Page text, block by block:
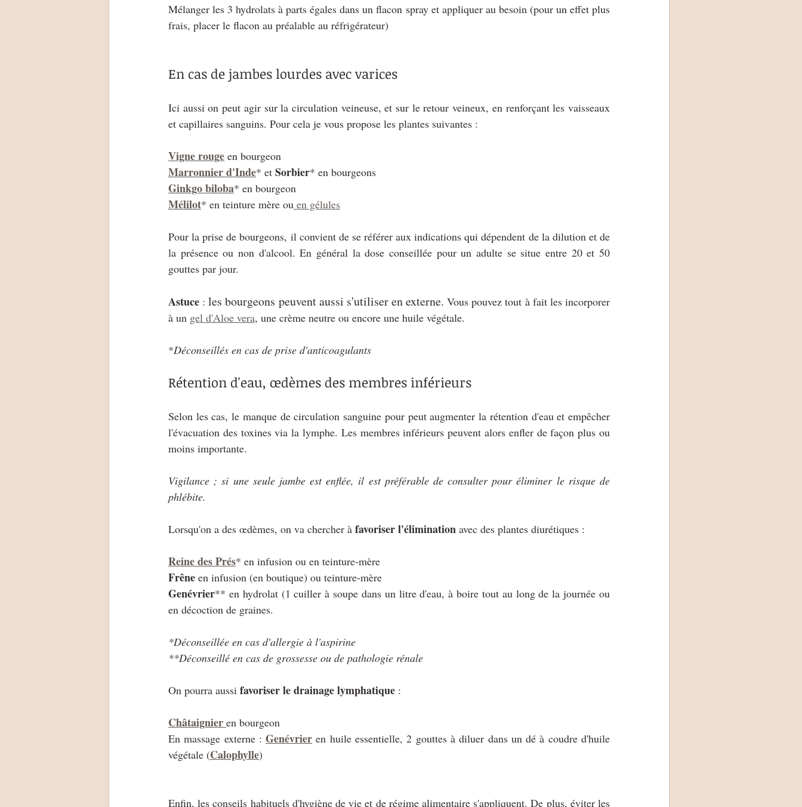
Mélanger les 3 hydrolats à parts égales dans un flacon spray et appliquer au besoin (pour un effet plus
frais, placer le flacon au préalable au réfrigérateur)
En cas de jambes lourdes avec varices
Ici aussi on peut agir sur la circulation veineuse, et sur le retour veineux, en renforçant les vaisseaux
et capillaires sanguins. Pour cela je vous propose les plantes suivantes :
Vigne rouge en bourgeon
Marronnier d'Inde* et Sorbier* en bourgeons
Ginkgo biloba* en bourgeon
Mélilot* en teinture mère ou en gélules
Pour la prise de bourgeons, il convient de se référer aux indications qui dépendent de la dilution et de
la présence ou non d'alcool. En général la dose conseillée pour un adulte se situe entre 20 et 50
gouttes par jour.
Astuce : les bourgeons peuvent aussi s'utiliser en externe. Vous pouvez tout à fait les incorporer
à un gel d'Aloe vera, une crème neutre ou encore une huile végétale.
*Déconseillés en cas de prise d'anticoagulants
Rétention d'eau, œdèmes des membres inférieurs
Selon les cas, le manque de circulation sanguine pour peut augmenter la rétention d'eau et empêcher
l'évacuation des toxines via la lymphe. Les membres inférieurs peuvent alors enfler de façon plus ou
moins importante.
Vigilance ; si une seule jambe est enflée, il est préférable de consulter pour éliminer le risque de
phlébite.
Lorsqu'on a des œdèmes, on va chercher à favoriser l'élimination avec des plantes diurétiques :
Reine des Prés* en infusion ou en teinture-mère
Frêne en infusion (en boutique) ou teinture-mère
Genévrier** en hydrolat (1 cuiller à soupe dans un litre d'eau, à boire tout au long de la journée ou
en décoction de graines.
*Déconseillée en cas d'allergie à l'aspirine
**Déconseillé en cas de grossesse ou de pathologie rénale
On pourra aussi favoriser le drainage lymphatique :
Châtaignier en bourgeon
En massage externe : Genévrier en huile essentielle, 2 gouttes à diluer dans un dé à coudre d'huile
végétale (Calophylle)
Enfin, les conseils habituels d'hygiène de vie et de régime alimentaire s'appliquent. De plus, éviter les